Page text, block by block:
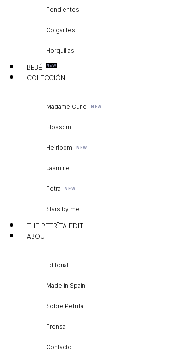
Pendientes
Colgantes
Horquillas
BEBÉ
COLECCIÓN
Madame Curie
Blossom
Heirloom
Jasmine
Petra
Stars by me
THE PETRÏTA EDIT
ABOUT
Editorial
Made in Spain
Sobre Petrïta
Prensa
Contacto